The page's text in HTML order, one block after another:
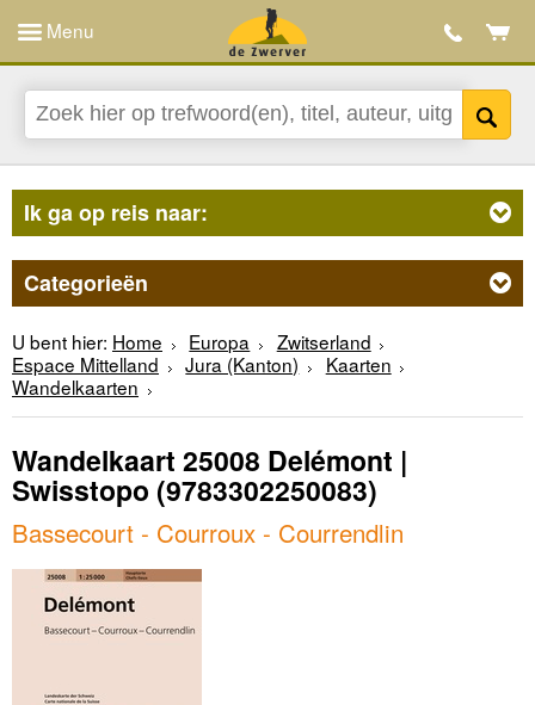
Menu
Ik ga op reis naar:
Categorieën
U bent hier: Home Europa
Zwitserland
Espace Mittelland
Jura (Kanton)
Kaarten
Wandelkaarten
Wandelkaart 25008 Delémont |
Swisstopo (9783302250083)
Bassecourt - Courroux - Courrendlin